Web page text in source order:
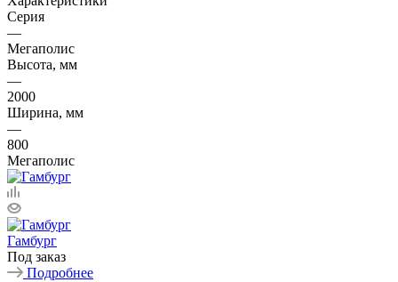
Серия
—
Мегаполис
Высота, мм
—
2000
Ширина, мм
—
800
Мегаполис
Гамбург
Под заказ
Подробнее